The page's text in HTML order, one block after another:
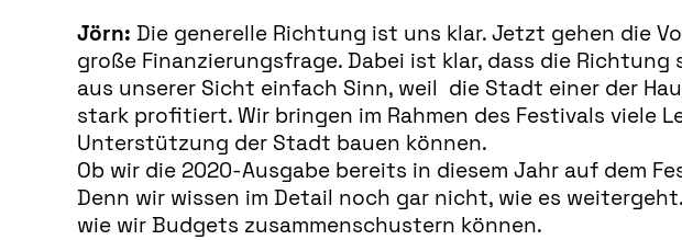
Jörn: Die generelle Richtung ist uns klar. Jetzt gehen die
große Finanzierungsfrage. Dabei ist klar, dass die
aus unserer Sicht einfach Sinn, weil die Stadt einer der
stark profitiert. Wir bringen im Rahmen des Festivals viele
Unterstützung der Stadt bauen können.
Ob wir die 2020-Ausgabe bereits in diesem Jahr auf dem
Denn wir wissen im Detail noch gar nicht, wie es
wie wir Budgets zusammenschustern können.